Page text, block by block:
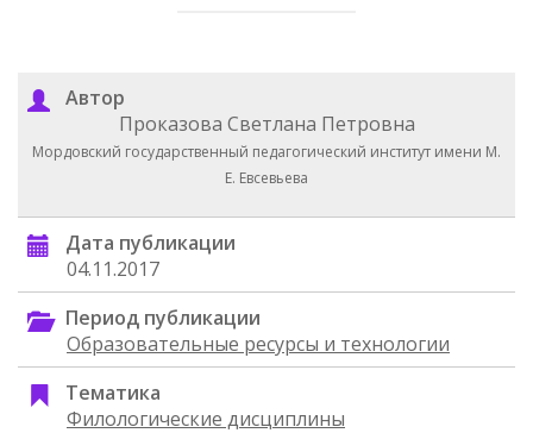
Автор
Проказова Светлана Петровна
Мордовский государственный педагогический институт имени М.
Е. Евсевьева
Дата публикации
04.11.2017
Период публикации
Образовательные ресурсы и технологии
Тематика
Филологические дисциплины